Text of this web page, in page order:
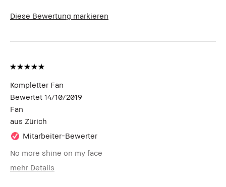
Diese Bewertung markieren
Kompletter Fan
Bewertet 14/10/2019
Fan
aus Zürich
Mitarbeiter-Bewerter
No more shine on my face
mehr Details